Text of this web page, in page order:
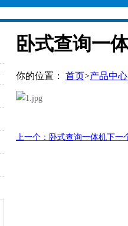
卧式查询一
你的位置： 首页>产品中心
上一个：卧式查询一体机下一